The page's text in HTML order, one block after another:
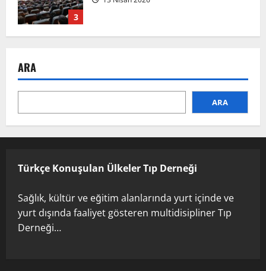
3
4
8 Nisan 2026
5
2 Nisan 2026
ARA
ARA
Türkçe Konuşulan Ülkeler Tıp Derneği
Sağlık, kültür ve eğitim alanlarında yurt içinde ve
yurt dışında faaliyet gösteren multidisipliner Tıp
Derneği…